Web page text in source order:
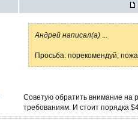
Aндрей написал(а)
Просьба: порекомендуй,
Советую обратить внимание на
требованиям. И стоит порядка